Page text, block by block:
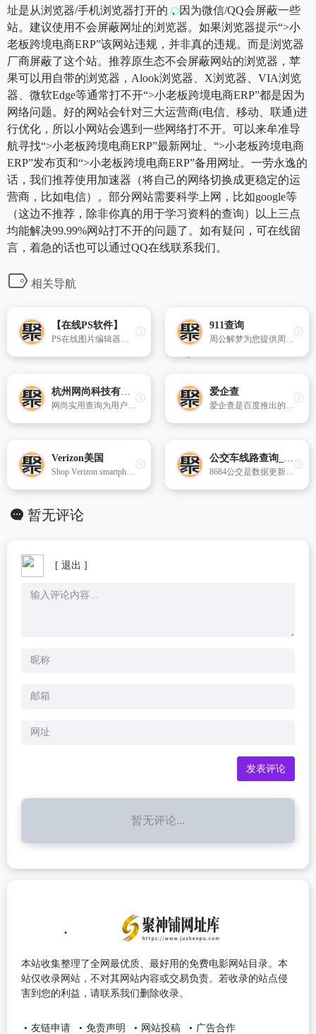
址是从浏览器/手机浏览器打开的，因为微信/QQ会屏蔽一些
站。建议使用不会屏蔽网址的浏览器。如果浏览器提示“>小
老板跨境电商ERP”该网站违规，并非真的违规。而是浏览器
厂商屏蔽了这个站。推荐原生态不会屏蔽网站的浏览器，苹
果可以用自带的浏览器，Alook浏览器、X浏览器、VIA浏览
器、微软Edge等通常打不开“>小老板跨境电商ERP”都是因为
网络问题。好的网站会针对三大运营商(电信、移动、联通)进
行优化，所以小网站会遇到一些网络打不开。可以来牟准导
航寻找“>小老板跨境电商ERP”最新网址、“>小老板跨境电商
ERP”发布页和“>小老板跨境电商ERP”备用网址。一劳永逸的
话，我们推荐使用加速器（将自己的网络切换成更稳定的运
营商，比如电信）。部分网站需要科学上网，比如google等
（这边不推荐，除非你真的用于学习资料的查询）以上三点
均能解决99.99%网站打不开的问题了。如有疑问，可在线留
言，着急的话也可以通过QQ在线联系我们。
相关导航
【在线PS软件】
PS在线图片编辑器是一个专业精简的在线ps图片照片制作处理软件工具,绿色免安装,免下载,直接在浏览器打开就可用它修正,调整和美化图像。
911查询
周公解梦为您提供周公解梦,周公解梦大全查询,周公解梦破解大全查询,周公解梦大全,解梦,原版周公解梦,周公解梦查询,周公解梦破解,周公解梦 梦见蛇,周公解梦 梦见怀孕,周公解梦 梦见死人,周公解梦大全梦见
杭州网尚科技有限公司
网尚实用查询为用户提供实用便民工具，涵盖生活中的各个方面，方便快捷。
爱企查
爱企查是百度推出的企业信用查询工具,提供最全最新的企业信息实时查询,企业相关的工商信息查询,股东查询,主要成员查询,变更记录查询,网站备案查询,对外投资查询,分支机构查询,年报查询,风险警示查询,口碑舆情信息查询,失信人查询；提供全国企业工商登记信息,公司工商注册登记信息信用查询,个人信息查询服务以及企业诉讼查询,商标查询和专利查询。查询企业信息就到爱企查官网！
Verizon美国
Shop Verizon smartphone deals and wireless plans on the largest 4G LTE network. First to 5G. Get Fios for the fastest internet, TV and phone service.
公交车线路查询_公交查询_实时公交查询_8684实时公交
8684公交是数据更新快捷的公交查询网,覆盖400多个城市.提供公交车查询路线,公交车实时查询,公交车线路查询,公交线路,乘车路线查询,掌上公交,城市公交车来了等信息.
暂无评论
[ 退出 ]
暂无评论...
本站收集整理了全网最优质、最好用的免费电影网站目录。本
站仅收录网站，不对其网站内容或交易负责。若收录的站点侵
害到您的利益，请联系我们删除收录。
友链申请 免责声明 网站投稿 广告合作